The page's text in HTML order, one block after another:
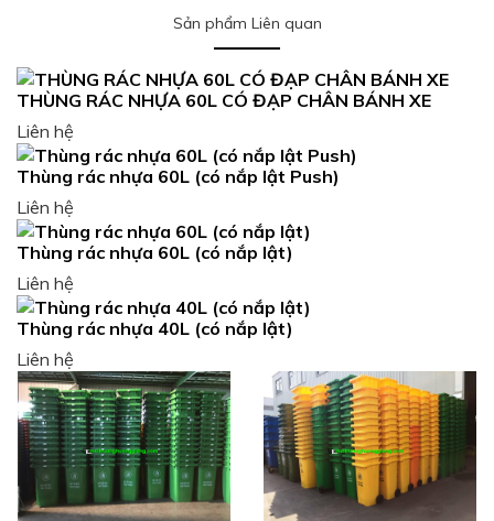
Sản phẩm Liên quan
THÙNG RÁC NHỰA 60L CÓ ĐẠP CHÂN BÁNH XE
Liên hệ
Thùng rác nhựa 60L (có nắp lật Push)
Liên hệ
Thùng rác nhựa 60L (có nắp lật)
Liên hệ
Thùng rác nhựa 40L (có nắp lật)
Liên hệ